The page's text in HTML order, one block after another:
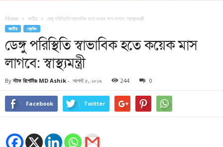
Home জাতীয় ডেঙ্গু পরিস্থিতি স্বাভাবিক হতে কয়েক মাস লাগবে: স্বাস্থ্যমন্ত্রী
জাতীয় ব্রেকিং
ডেঙ্গু পরিস্থিতি স্বাভাবিক হতে কয়েক মাস
লাগবে: স্বাস্থ্যমন্ত্রী
By স্টাফ রিপোর্টারঃ MD Ashik - আগস্ট ৫, ২০১৯ 244 0
Facebook Twitter